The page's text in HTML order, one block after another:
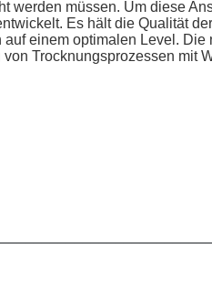
werden müssen. Um diese
Es hält die Qualität
einem optimalen Level.
Trocknungsprozessen mit